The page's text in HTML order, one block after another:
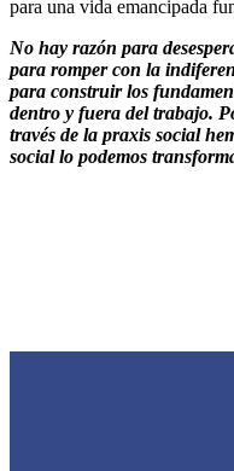
para una vida emancipada
No hay razón para
para romper con la
para construir los
dentro y fuera del trabajo.
través de la praxis social
social lo podemos